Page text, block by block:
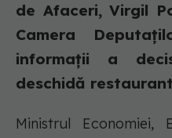
de Afaceri, Virgil
Camera
informații a
deschidă
Ministrul Economiei,